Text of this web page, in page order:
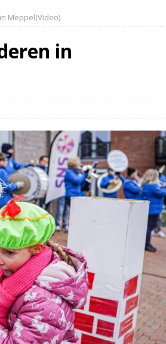
met stro in de brand in Oosterhesselen(Video)
Meppel(Video)
in